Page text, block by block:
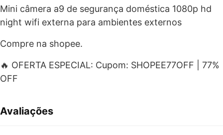
Mini câmera a9 de segurança doméstica 1080p hd
night wifi externa para ambientes externos
Compre na shopee.
🔥 OFERTA ESPECIAL: Cupom: SHOPEE77OFF | 77%
OFF
Avaliações